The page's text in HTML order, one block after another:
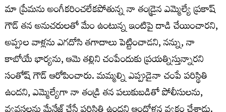
మా ప్రేమను అంగీకరించలేకపోతున్న నా తండ్రైన ఎమ్మెల్యే ప్రకాష్
గౌడ్ తన అనుచరులతో మేం ఉంటున్న ఇంటిపై దాడి చేయించారని,
అప్పుల వాళ్లను ఎగదోసి తగాదాలు పెట్టించాడని, నన్ను, నా
కాబోయే భార్యను, ఆమె తల్లిని చంపేందుకు ప్రయత్నిస్తున్నారని
సంతోష్ గౌడ్ ఆరోపించారు. మమ్మల్ని ఎప్పుడైనా చంపే పరిస్థితి
ఉందని, ఎమ్మెల్యేగా నా తండ్రి తన పలుకుబడితో పోలీసులను,